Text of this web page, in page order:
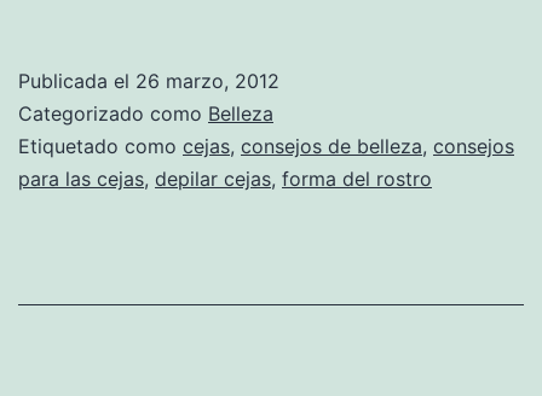
Publicada el 26 marzo, 2012
Categorizado como Belleza
Etiquetado como cejas, consejos de belleza, consejos
para las cejas, depilar cejas, forma del rostro